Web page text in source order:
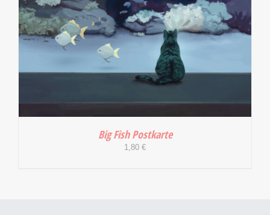
Big Fish Postkarte
1,80 €